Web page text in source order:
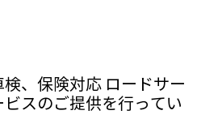
、保険対応 ロードサー
スのご提供を行ってい